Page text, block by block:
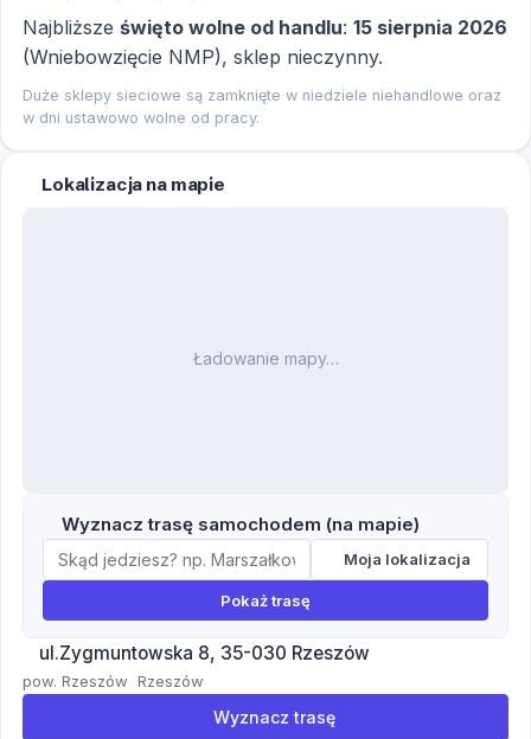
Najbliższe święto wolne od handlu: 15 sierpnia 2026
(Wniebowzięcie NMP), sklep nieczynny.
Duże sklepy sieciowe są zamknięte w niedziele niehandlowe oraz
w dni ustawowo wolne od pracy.
Lokalizacja na mapie
Ładowanie mapy…
Wyznacz trasę samochodem (na mapie)
Moja lokalizacja
Pokaż trasę
ul.Zygmuntowska 8, 35-030 Rzeszów
pow. Rzeszów Rzeszów
Wyznacz trasę